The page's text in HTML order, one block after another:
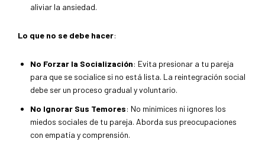
aliviar la ansiedad.
Lo que no se debe hacer:
No Forzar la Socialización: Evita presionar a tu pareja
para que se socialice si no está lista. La reintegración social
debe ser un proceso gradual y voluntario.
No Ignorar Sus Temores: No minimices ni ignores los
miedos sociales de tu pareja. Aborda sus preocupaciones
con empatía y comprensión.